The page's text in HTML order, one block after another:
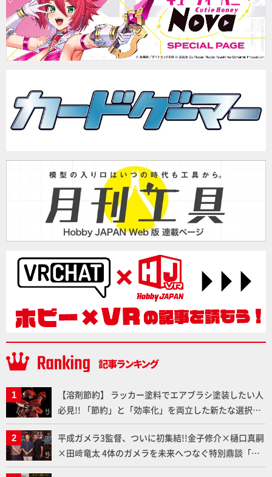
【溶剤節約】 ラッカー塗料でエアブラシ塗装したい人
必見!! 「節約」と「効率化」を両立した新たな選択肢
「カートリッジ式エアーブラシ FLYER-SR2」の使い心
地を「HG ブルーティッシュドッグ」で検証！
平成ガメラ3監督、ついに初集結!!金子修介×樋口真嗣
×田﨑竜太 4体のガメラを未来へつなぐ特別鼎談「ガ
メラ永久保存化プロジェクト FINAL」